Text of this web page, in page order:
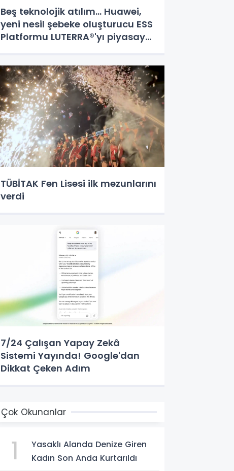
Beş teknolojik atılım... Huawei,
yeni nesil şebeke oluşturucu ESS
Platformu LUTERRA®'yı piyasaya
TÜBİTAK Fen Lisesi ilk mezunlarını
verdi
7/24 Çalışan Yapay Zekâ
Sistemi Yayında! Google'dan
Dikkat Çeken Adım
Çok Okunanlar
1
Yasaklı Alanda Denize Giren
Kadın Son Anda Kurtarıldı